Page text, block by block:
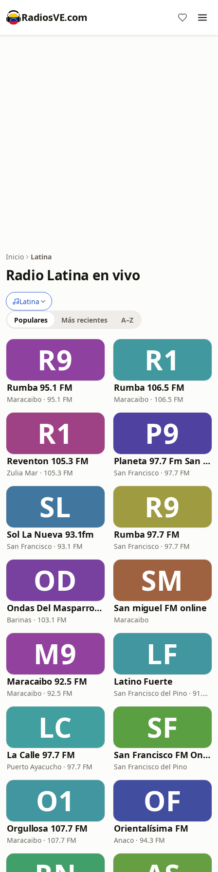
RadiosVE.com
Inicio Latina
Radio Latina en vivo
Latina
Populares Más recientes A–Z
R9
Rumba 95.1 FM
Maracaibo · 95.1 FM
R1
Rumba 106.5 FM
Maracaibo · 106.5 FM
R1
Reventon 105.3 FM
Zulia Mar · 105.3 FM
P9
Planeta 97.7 Fm San Francisco
San Francisco · 97.7 FM
SL
Sol La Nueva 93.1fm
San Francisco · 93.1 FM
R9
Rumba 97.7 FM
San Francisco · 97.7 FM
OD
Ondas Del Masparro 103.1 Fm
Barinas · 103.1 FM
SM
San miguel FM online
Maracaibo
M9
Maracaibo 92.5 FM
Maracaibo · 92.5 FM
LF
Latino Fuerte
San Francisco del Pino · 91.5 FM
LC
La Calle 97.7 FM
Puerto Ayacucho · 97.7 FM
SF
San Francisco FM Online Web
San Francisco del Pino
O1
Orgullosa 107.7 FM
Maracaibo · 107.7 FM
OF
Orientalísima FM
Anaco · 94.3 FM